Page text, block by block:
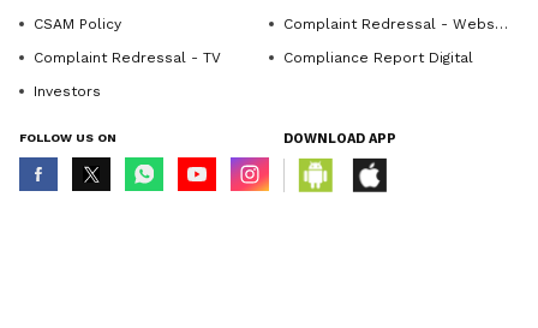
CSAM Policy
Complaint Redressal - Website
Complaint Redressal - TV
Compliance Report Digital
Investors
FOLLOW US ON DOWNLOAD APP